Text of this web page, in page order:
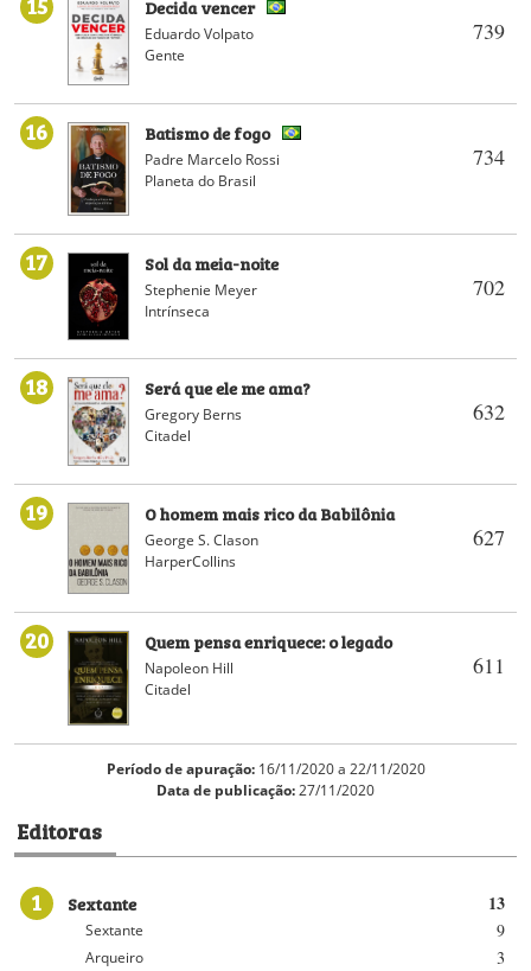
739
Decida vencer
Eduardo Volpato
Gente
16
734
Batismo de fogo
Padre Marcelo Rossi
Planeta do Brasil
17
702
Sol da meia-noite
Stephenie Meyer
Intrínseca
18
632
Será que ele me ama?
Gregory Berns
Citadel
19
627
O homem mais rico da Babilônia
George S. Clason
HarperCollins
20
611
Quem pensa enriquece: o legado
Napoleon Hill
Citadel
Período de apuração:16/11/2020 a 22/11/2020
Data de publicação:27/11/2020
Editoras
1 13
Sextante
9
Sextante
3
Arqueiro